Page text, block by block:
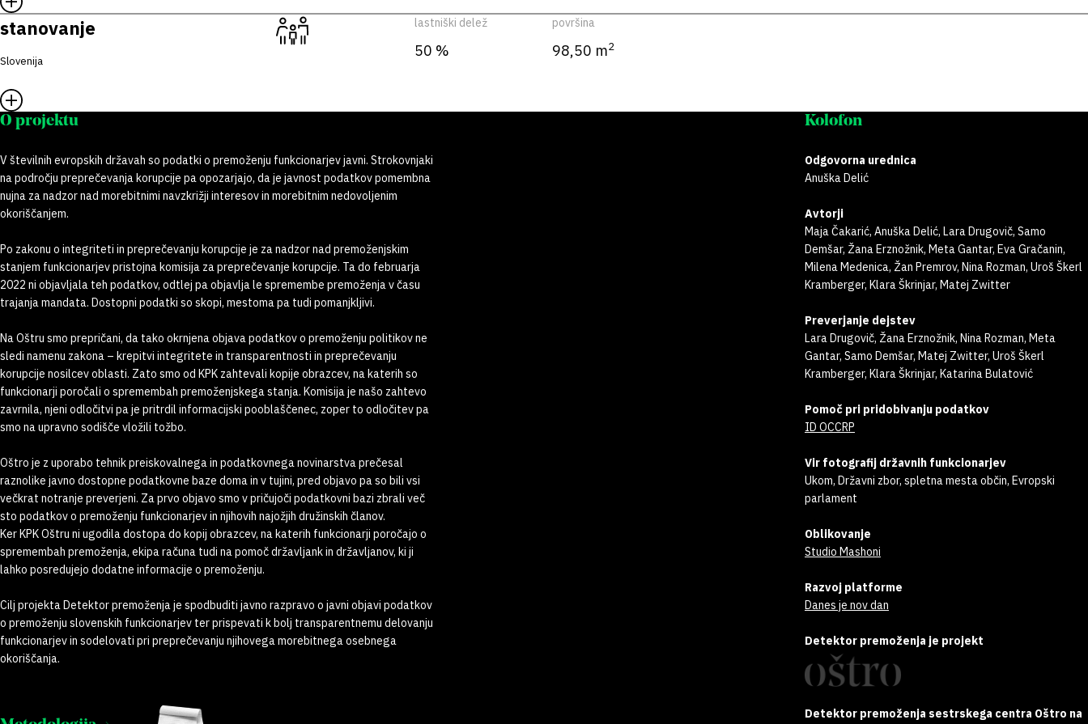
stanovanje
Slovenija
lastniški delež
50 %
površina
98,50 m2
O projektu
V številnih evropskih državah so podatki o premoženju funkcionarjev javni. Strokovnjaki
na področju preprečevanja korupcije pa opozarjajo, da je javnost podatkov pomembna
nujna za nadzor nad morebitnimi navzkrižji interesov in morebitnim nedovoljenim
okoriščanjem.
Po zakonu o integriteti in preprečevanju korupcije je za nadzor nad premoženjskim
stanjem funkcionarjev pristojna komisija za preprečevanje korupcije. Ta do februarja
2022 ni objavljala teh podatkov, odtlej pa objavlja le spremembe premoženja v času
trajanja mandata. Dostopni podatki so skopi, mestoma pa tudi pomanjkljivi.
Na Oštru smo prepričani, da tako okrnjena objava podatkov o premoženju politikov ne
sledi namenu zakona – krepitvi integritete in transparentnosti in preprečevanju
korupcije nosilcev oblasti. Zato smo od KPK zahtevali kopije obrazcev, na katerih so
funkcionarji poročali o spremembah premoženjskega stanja. Komisija je našo zahtevo
zavrnila, njeni odločitvi pa je pritrdil informacijski pooblaščenec, zoper to odločitev pa
smo na upravno sodišče vložili tožbo.
Oštro je z uporabo tehnik preiskovalnega in podatkovnega novinarstva prečesal
raznolike javno dostopne podatkovne baze doma in v tujini, pred objavo pa so bili vsi
večkrat notranje preverjeni. Za prvo objavo smo v pričujoči podatkovni bazi zbrali več
sto podatkov o premoženju funkcionarjev in njihovih najožjih družinskih članov.
Ker KPK Oštru ni ugodila dostopa do kopij obrazcev, na katerih funkcionarji poročajo o
spremembah premoženja, ekipa računa tudi na pomoč državljank in državljanov, ki ji
lahko posredujejo dodatne informacije o premoženju.
Cilj projekta Detektor premoženja je spodbuditi javno razpravo o javni objavi podatkov
o premoženju slovenskih funkcionarjev ter prispevati k bolj transparentnemu delovanju
funkcionarjev in sodelovati pri preprečevanju njihovega morebitnega osebnega
okoriščanja.
Kolofon
Odgovorna urednica
Anuška Delić
Avtorji
Maja Čakarić, Anuška Delić, Lara Drugovič, Samo
Demšar, Žana Erznožnik, Meta Gantar, Eva Gračanin,
Milena Medenica, Žan Premrov, Nina Rozman, Uroš Škerl
Kramberger, Klara Škrinjar, Matej Zwitter
Preverjanje dejstev
Lara Drugovič, Žana Erznožnik, Nina Rozman, Meta
Gantar, Samo Demšar, Matej Zwitter, Uroš Škerl
Kramberger, Klara Škrinjar, Katarina Bulatović
Pomoč pri pridobivanju podatkov
ID OCCRP
Vir fotografij državnih funkcionarjev
Ukom, Državni zbor, spletna mesta občin, Evropski
parlament
Oblikovanje
Studio Mashoni
Razvoj platforme
Danes je nov dan
Detektor premoženja je projekt
Detektor premoženja sestrskega centra Oštro na